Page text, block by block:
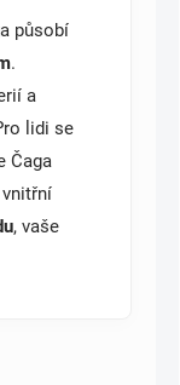
působí
.
a
lidi se
Čaga
, vaše